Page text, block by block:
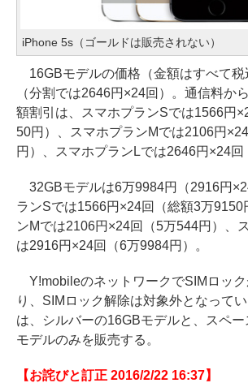
iPhone 5s（ゴールドは販売されない）
16GBモデルの価格（金額はすべて税
（分割では2646円×24回）。通信料か
額割引は、スマホプランSでは1566円
50円）、スマホプランMでは2106円
円）、スマホプランLでは2646円×24回
32GBモデルは6万9984円（2916円
ランSでは1566円×24回（総額3万9150
ンMでは2106円×24回（5万544円）、
は2916円×24回（6万9984円）。
Y!mobileのネットワークでSIMロッ
り、SIMロック解除は対象外となって
は、シルバーの16GBモデルと、スペ
モデルのみを販売する。
【お詫びと訂正 2016/2/22 16:37】